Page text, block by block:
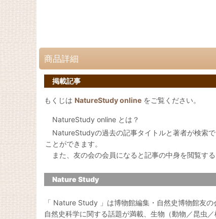
商品詳細
掲載記事
もくじは NatureStudy online をご覧ください。
NatureStudy online とは？
NatureStudyの過去の記事タイトルと著者が検索
ことができます。
また、友の会の会員になると記事の中身を閲覧する
Nature Study
「 Nature Study 」は博物館編集・自然史博物館友の
自然史科学に関する話題が満載、生物（動物／昆虫